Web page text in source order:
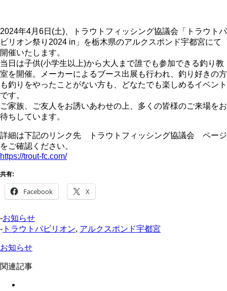
2024年4月6日(土)、トラウトフィッシング協議会「トラウトパ
ビリオン祭り2024 in」を栃木県のアルクスポンド宇都宮にて
開催いたします。
当日は子供(小学生以上)から大人まで誰でも参加できる釣り教
室を開催。メーカーによるブース出展も行われ、釣り好きの方
も釣りをやったことがない方も、どなたでも楽しめるイベント
です。
ご家族、ご友人をお誘いあわせの上、多くの皆様のご来場をお
待ちしています。
詳細は下記のリンク先 トラウトフィッシング協議会 ページ
をご確認ください。
https://trout-fc.com/
共有:
Facebook X
-お知らせ
- トラウトパビリオン, アルクスポンド宇都宮
お知らせ
関連記事